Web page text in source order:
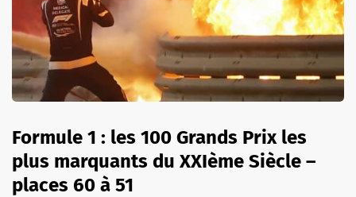
Formule 1 : les 100 Grands Prix les
plus marquants du XXIème Siècle –
places 60 à 51